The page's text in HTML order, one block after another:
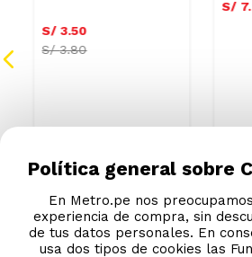
S/ 3.15
S/ 3 .50
S/3.80
S/ 7.
Política general sobre
En Metro.pe nos
experiencia de compra, sin
de tus datos personales. En
usa dos tipos de cookies las